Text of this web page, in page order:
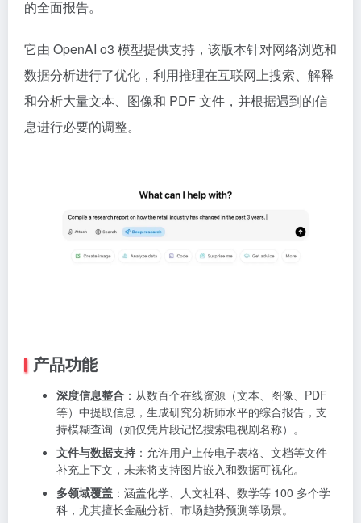
的全面报告。
它由 OpenAI o3 模型提供支持，该版本针对网络浏览和
数据分析进行了优化，利用推理在互联网上搜索、解释
和分析大量文本、图像和 PDF 文件，并根据遇到的信
息进行必要的调整。
产品功能
深度信息整合 ：从数百个在线资源（文本、图像、PDF
等）中提取信息，生成研究分析师水平的综合报告，支
持模糊查询（如仅凭片段记忆搜索电视剧名称）。
文件与数据支持 ：允许用户上传电子表格、文档等文件
补充上下文，未来将支持图片嵌入和数据可视化。
多领域覆盖 ：涵盖化学、人文社科、数学等 100 多个学
科，尤其擅长金融分析、市场趋势预测等场景。